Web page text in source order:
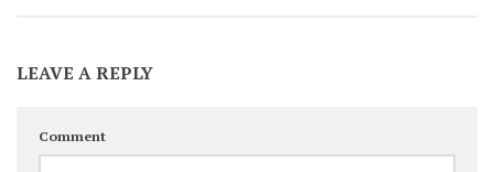
LEAVE A REPLY
Comment